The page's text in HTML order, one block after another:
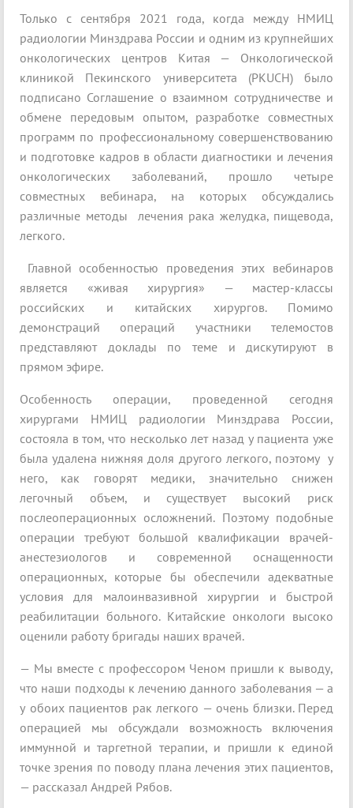
Только с сентября 2021 года, когда между НМИЦ
радиологии Минздрава России и одним из крупнейших
онкологических центров Китая — Онкологической
клиникой Пекинского университета (PKUCH) было
подписано Соглашение о взаимном сотрудничестве и
обмене передовым опытом, разработке совместных
программ по профессиональному совершенствованию
и подготовке кадров в области диагностики и лечения
онкологических заболеваний, прошло четыре
совместных вебинара, на которых обсуждались
различные методы лечения рака желудка, пищевода,
легкого.
Главной особенностью проведения этих вебинаров
является «живая хирургия» — мастер-классы
российских и китайских хирургов. Помимо
демонстраций операций участники телемостов
представляют доклады по теме и дискутируют в
прямом эфире.
Особенность операции, проведенной сегодня
хирургами НМИЦ радиологии Минздрава России,
состояла в том, что несколько лет назад у пациента уже
была удалена нижняя доля другого легкого, поэтому у
него, как говорят медики, значительно снижен
легочный объем, и существует высокий риск
послеоперационных осложнений. Поэтому подобные
операции требуют большой квалификации врачей-
анестезиологов и современной оснащенности
операционных, которые бы обеспечили адекватные
условия для малоинвазивной хирургии и быстрой
реабилитации больного. Китайские онкологи высоко
оценили работу бригады наших врачей.
— Мы вместе с профессором Ченом пришли к выводу,
что наши подходы к лечению данного заболевания — а
у обоих пациентов рак легкого — очень близки. Перед
операцией мы обсуждали возможность включения
иммунной и таргетной терапии, и пришли к единой
точке зрения по поводу плана лечения этих пациентов,
— рассказал Андрей Рябов.